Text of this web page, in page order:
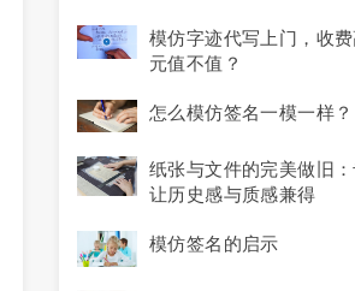
模仿字迹代写上门，收
元值不值？
怎么模仿签名一模一样？
纸张与文件的完美做旧
让历史感与质感兼得
模仿签名的启示